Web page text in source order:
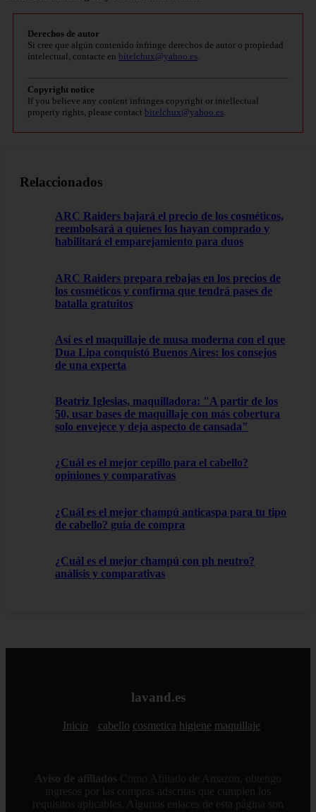
Derechos de autor
Si cree que algún contenido infringe derechos de autor o propiedad
intelectual, contacte en bitelchux@yahoo.es
Copyright notice
If you believe any content infringes copyright or intellectual
property rights, please contact bitelchux@yahoo.es
Relaccionados
ARC Raiders bajará el precio de los cosméticos,
reembolsará a quienes los hayan comprado y
habilitará el emparejamiento para duos
ARC Raiders prepara rebajas en los precios de
los cosméticos y confirma que tendrá pases de
batalla gratuitos
Así es el maquillaje de musa moderna con el que
Dua Lipa conquistó Buenos Aires: los consejos
de una experta
Beatriz Iglesias, maquilladora: "A partir de los
50, usar bases de maquillaje con más cobertura
solo envejece y deja aspecto de cansada"
¿Cuál es el mejor cepillo para el cabello?
opiniones y comparativas
¿Cuál es el mejor champú anticaspa para tu tipo
de cabello? guía de compra
¿Cuál es el mejor champú con ph neutro?
análisis y comparativas
lavand.es
Inicio cabello cosmetica higiene maquillaje
Aviso de afiliados Como Afiliado de Amazon, obtengo
ingresos por las compras adscritas que cumplen los
requisitos aplicables. Algunos enlaces de esta página son